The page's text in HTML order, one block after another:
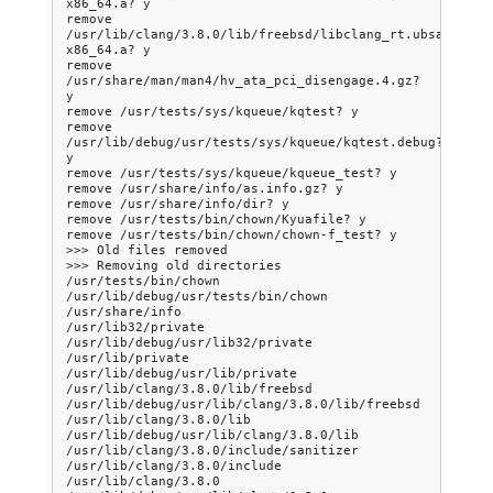
x86_64.a? y
remove
/usr/lib/clang/3.8.0/lib/freebsd/
x86_64.a? y
remove
/usr/share/man/man4/hv_ata_pci_disengage.4.gz?
y
remove
/usr/tests/sys/kqueue/kqtest? y
remove
/usr/lib/debug/usr/tests/sys/kqueue/kqtest.debug?
y
remove
/usr/tests/sys/kqueue/kqueue_test? y
remove
/usr/share/info/as.info.gz? y
remove
/usr/share/info/dir? y
remove
/usr/tests/bin/chown/Kyuafile? y
remove
/usr/tests/bin/chown/chown-f_test? y
>>> Old files
removed
>>> Removing old
directories
/usr/tests/bin/chown
/usr/lib/debug/usr/tests/bin/chown
/usr/share/info
/usr/lib32/private
/usr/lib/debug/usr/lib32/private
/usr/lib/private
/usr/lib/debug/usr/lib/private
/usr/lib/clang/3.8.0/lib/freebsd
/usr/lib/debug/usr/lib/clang/3.8.0/lib/freebsd
/usr/lib/clang/3.8.0/lib
/usr/lib/debug/usr/lib/clang/3.8.0/lib
/usr/lib/clang/3.8.0/include/sanitizer
/usr/lib/clang/3.8.0/include
/usr/lib/clang/3.8.0